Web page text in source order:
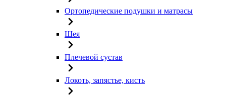
Ортопедические подушки и матрасы
Шея
Плечевой сустав
Локоть, запястье, кисть